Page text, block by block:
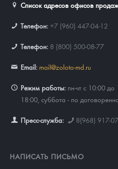
Список адресов офисов
Телефон: +7 (960) 447-04-12
Телефон: 8 (800) 500-08-77
Email: mail@zoloto-md.ru
Режим работы: пн-чт с 10:00
18:00, суббота - по
Пресс-служба: 8(968) 917-
НАПИСАТЬ ПИСЬМО